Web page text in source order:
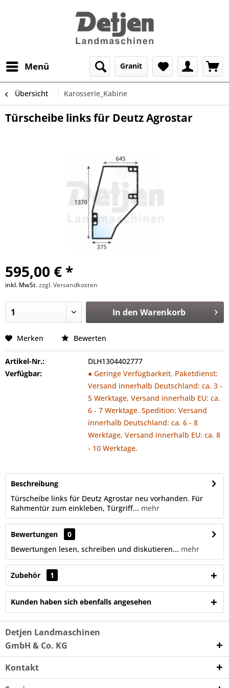
Menü Granit
Übersicht Karosserie_Kabine
Türscheibe links für Deutz Agrostar
595,00 € *
inkl. MwSt.zzgl. Versandkosten
In den Warenkorb
Merken Bewerten
Artikel-Nr.:
DLH1304402777
Verfügbar:
● Geringe Verfügbarkeit. Paketdienst:
Versand innerhalb Deutschland: ca. 3 -
5 Werktage, Versand innerhalb EU: ca.
6 - 7 Werktage. Spedition: Versand
innerhalb Deutschland: ca. 6 - 8
Werktage, Versand innerhalb EU: ca. 8
- 10 Werktage.
Beschreibung
Türscheibe links für Deutz Agrostar neu vorhanden. Für
Rahmentür zum einkleben, Türgriff... mehr
Bewertungen
0
Bewertungen lesen, schreiben und diskutieren... mehr
Zubehör 1
Kunden haben sich ebenfalls angesehen
Detjen Landmaschinen
GmbH & Co. KG
Kontakt